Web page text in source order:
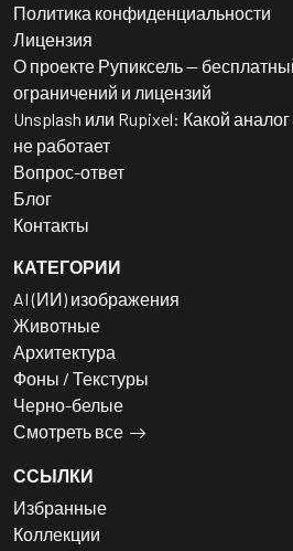
Политика конфиденциальности
Лицензия
О проекте Рупиксель —
ограничений и лицензий
Unsplash или Rupixel: Какой
не работает
Вопрос-ответ
Блог
Контакты
КАТЕГОРИИ
AI (ИИ) изображения
Животные
Архитектура
Фоны / Текстуры
Черно-белые
Смотреть все
ССЫЛКИ
Избранные
Коллекции